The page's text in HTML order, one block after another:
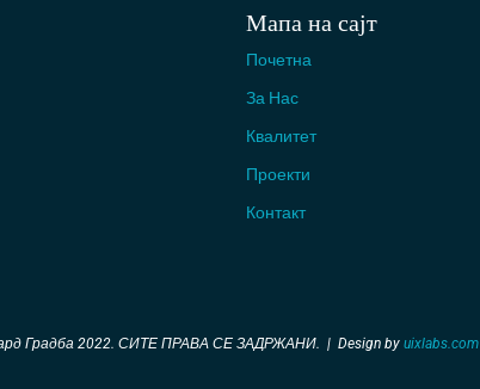
Мапа на сајт
Почетна
За Нас
Квалитет
Проекти
Контакт
Градба 2022. СИТЕ ПРАВА СЕ ЗАДРЖАНИ. | Design by uixlabs.com